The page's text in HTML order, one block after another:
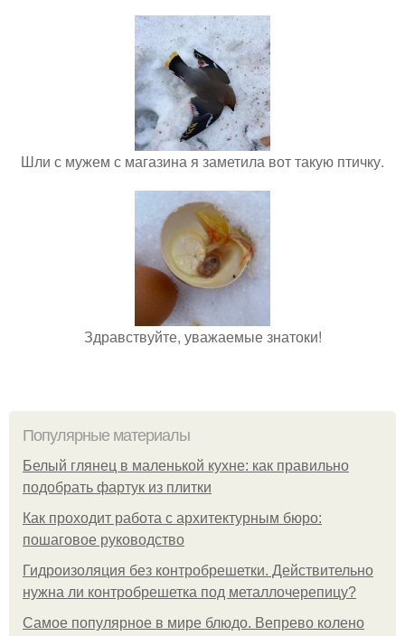
Шли с мужем с магазина я заметила вот такую птичку.
Здравствуйте, уважаемые знатоки!
Популярные материалы
Белый глянец в маленькой кухне: как правильно
подобрать фартук из плитки
Как проходит работа с архитектурным бюро:
пошаговое руководство
Гидроизоляция без контробрешетки. Действительно
нужна ли контробрешетка под металлочерепицу?
Самое популярное в мире блюдо. Вепрево колено